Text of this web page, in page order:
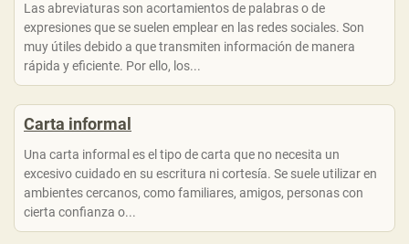
Las abreviaturas son acortamientos de palabras o de
expresiones que se suelen emplear en las redes sociales. Son
muy útiles debido a que transmiten información de manera
rápida y eficiente. Por ello, los...
Carta informal
Una carta informal es el tipo de carta que no necesita un
excesivo cuidado en su escritura ni cortesía. Se suele utilizar en
ambientes cercanos, como familiares, amigos, personas con
cierta confianza o...